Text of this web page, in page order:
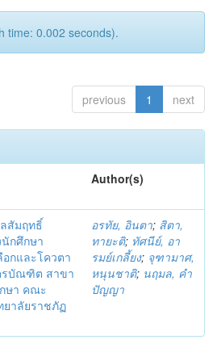
time: 0.002 seconds).
previous 1 next
Author(s)
ลสัมฤทธิ์
กศึกษา
กและโควตา
รบัณฑิต สาขา
ษา คณะ
ยาลัยราชภัฏ
อรทัย, อินตา; สิตา,
ทายะติ; ทัศนีย์, อา
รมย์เกลี้ยง; จุฑามาศ,
หนุนชาติ; นฤมล, คำ
ปัญญา